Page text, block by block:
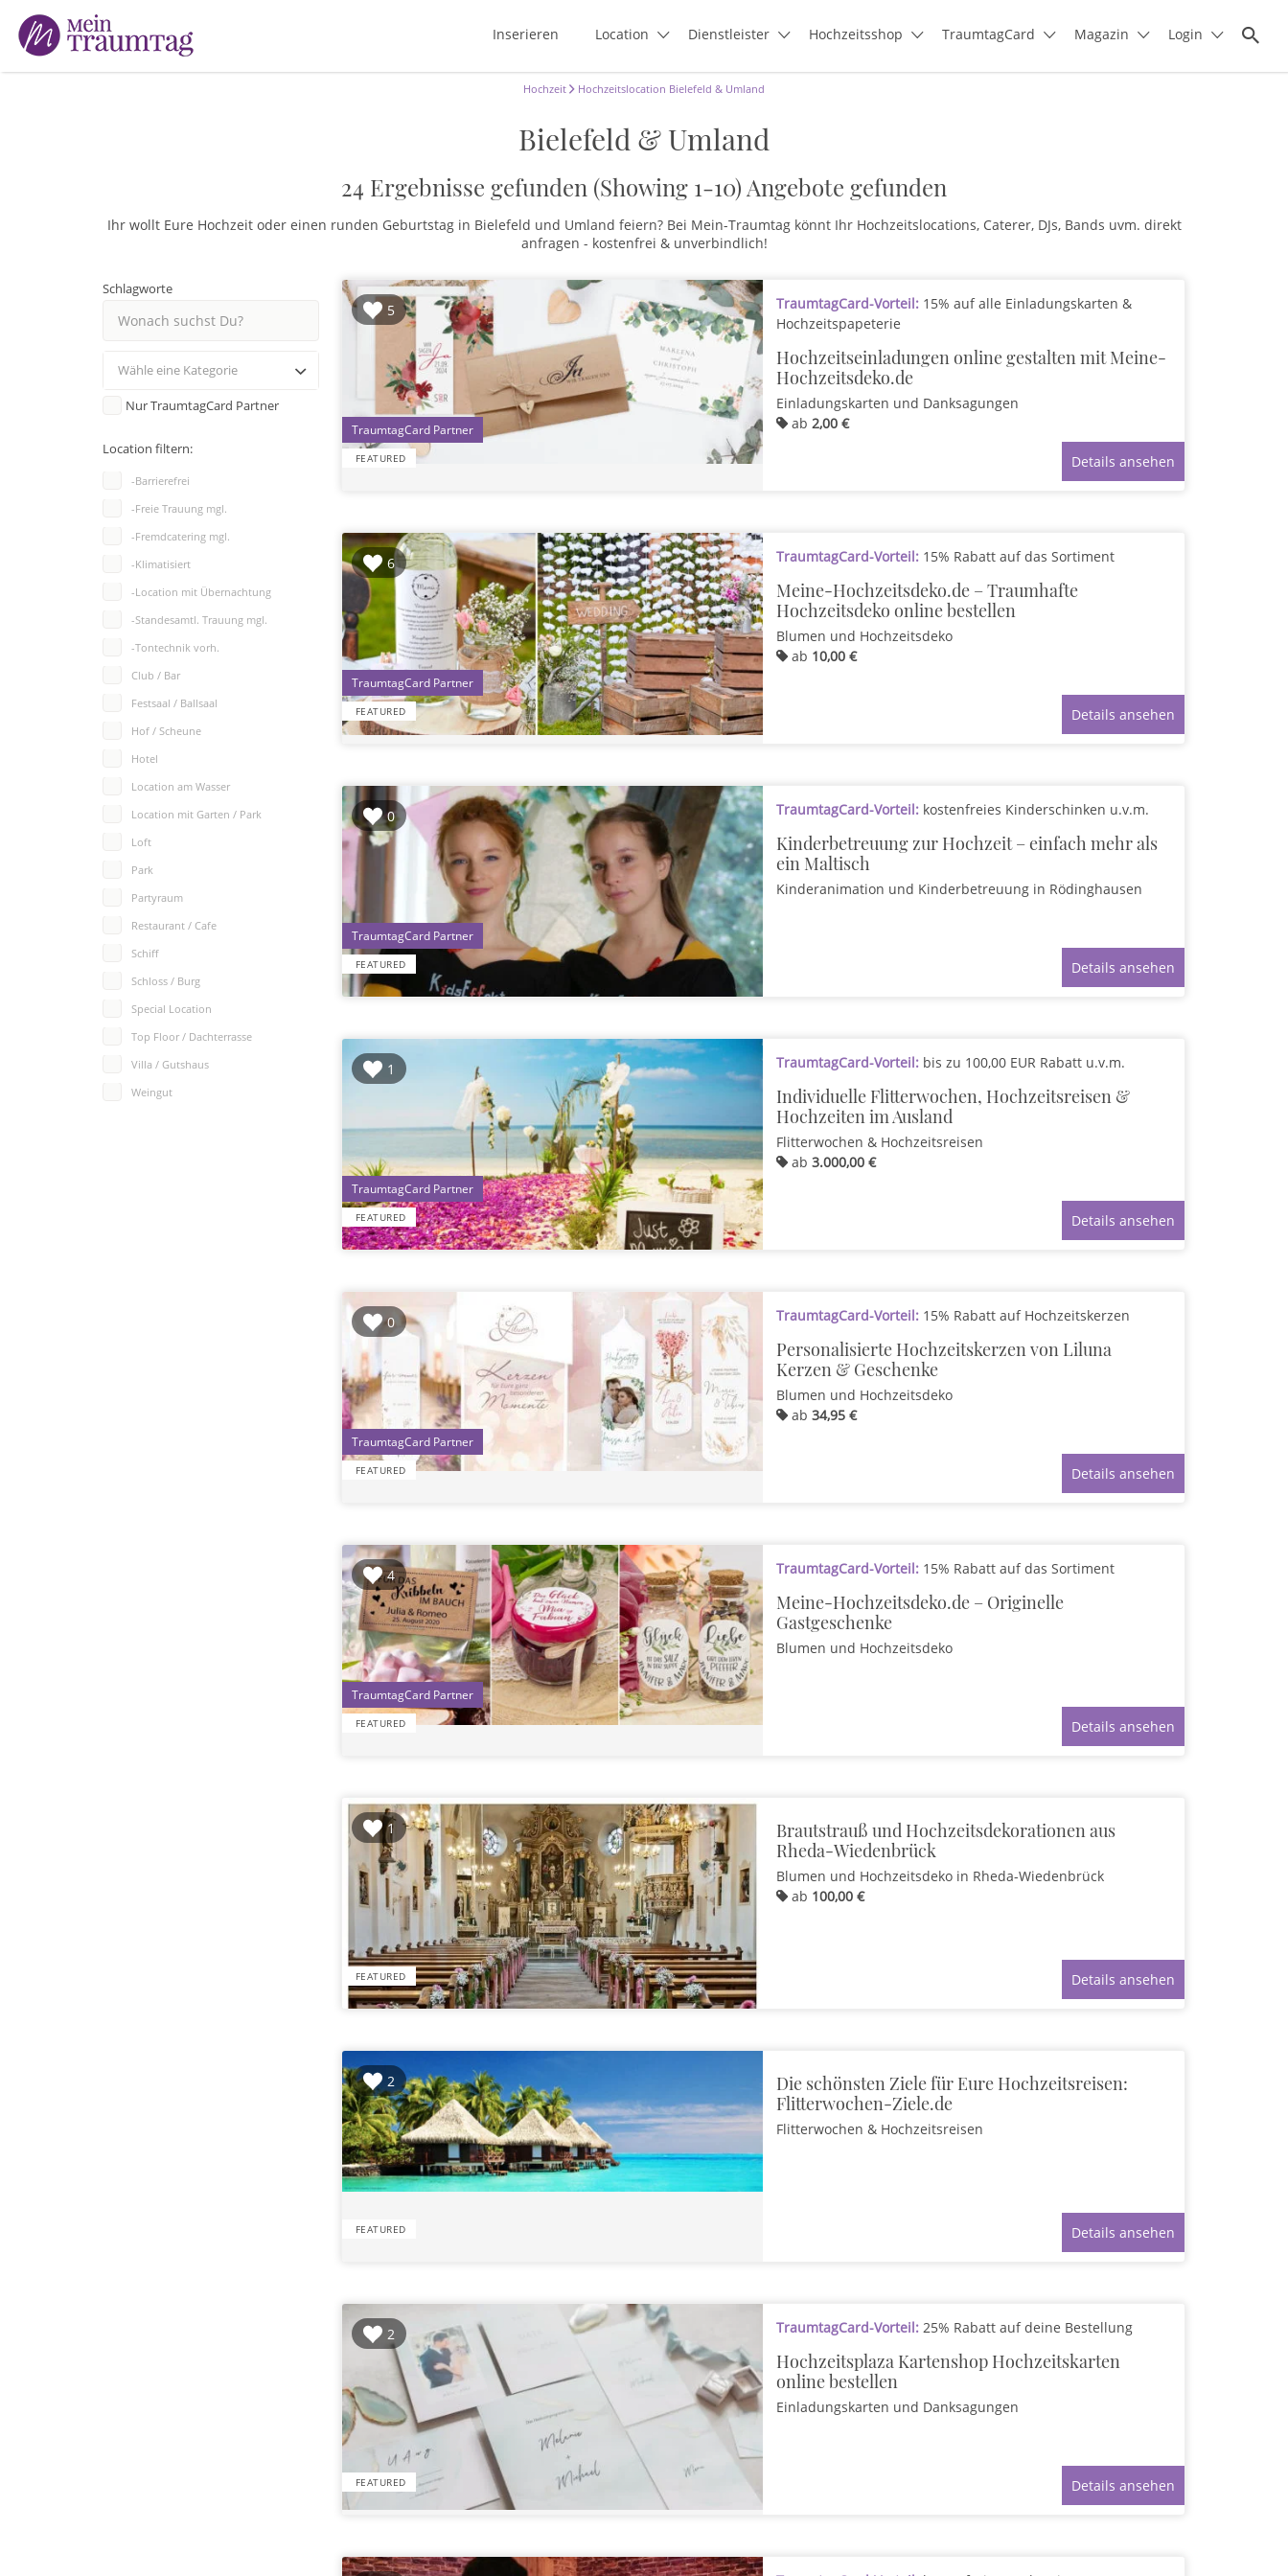
Inserieren Location Dienstleister Hochzeitsshop TraumtagCard Magazin Login
Suchen
nach:
Hochzeit Hochzeitslocation Bielefeld & Umland
Bielefeld & Umland
24 Ergebnisse gefunden (Showing 1-10) Angebote gefunden
Ihr wollt Eure Hochzeit oder einen runden Geburtstag in Bielefeld und Umland feiern? Bei Mein-Traumtag könnt Ihr Hochzeitslocations, Caterer, DJs, Bands uvm. direkt
anfragen - kostenfrei & unverbindlich!
Schlagworte
Wähle eine Kategorie
Nur TraumtagCard Partner
Location filtern:
-Barrierefrei
-Freie Trauung mgl.
-Fremdcatering mgl.
-Klimatisiert
-Location mit Übernachtung
-Standesamtl. Trauung mgl.
-Tontechnik vorh.
Club / Bar
Festsaal / Ballsaal
Hof / Scheune
Hotel
Location am Wasser
Location mit Garten / Park
Loft
Park
Partyraum
Restaurant / Cafe
Schiff
Schloss / Burg
Special Location
Top Floor / Dachterrasse
Villa / Gutshaus
Weingut
5
FEATURED
TraumtagCard-Vorteil: 15% auf alle Einladungskarten &
Hochzeitspapeterie
Hochzeitseinladungen online gestalten mit Meine-
Hochzeitsdeko.de
Einladungskarten und Danksagungen
ab2,00 €
Details ansehen
6
FEATURED
1
TraumtagCard-Vorteil: 15% Rabatt auf das Sortiment
Meine-Hochzeitsdeko.de – Traumhafte
Hochzeitsdeko online bestellen
Blumen und Hochzeitsdeko
ab 10,00 €
Details ansehen
0
FEATURED
TraumtagCard-Vorteil: kostenfreies Kinderschinken u.v.m.
Kinderbetreuung zur Hochzeit – einfach mehr als
ein Maltisch
Kinderanimation und Kinderbetreuung in Rödinghausen
Details ansehen
1
FEATURED
1
TraumtagCard-Vorteil: bis zu 100,00 EUR Rabatt u.v.m.
Individuelle Flitterwochen, Hochzeitsreisen &
Hochzeiten im Ausland
Flitterwochen & Hochzeitsreisen
ab3.000,00 €
Details ansehen
0
FEATURED
TraumtagCard-Vorteil: 15% Rabatt auf Hochzeitskerzen
Personalisierte Hochzeitskerzen von Liluna
Kerzen & Geschenke
Blumen und Hochzeitsdeko
ab34,95 €
Details ansehen
4
FEATURED
1
TraumtagCard-Vorteil: 15% Rabatt auf das Sortiment
Meine-Hochzeitsdeko.de – Originelle
Gastgeschenke
Blumen und Hochzeitsdeko
Details ansehen
1
FEATURED
Brautstrauß und Hochzeitsdekorationen aus
Rheda-Wiedenbrück
Blumen und Hochzeitsdeko in Rheda-Wiedenbrück
ab 100,00 €
Details ansehen
2
FEATURED
Die schönsten Ziele für Eure Hochzeitsreisen:
Flitterwochen-Ziele.de
Flitterwochen & Hochzeitsreisen
Details ansehen
2
FEATURED
TraumtagCard-Vorteil: 25% Rabatt auf deine Bestellung
Hochzeitsplaza Kartenshop Hochzeitskarten
online bestellen
Einladungskarten und Danksagungen
Details ansehen